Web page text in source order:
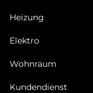
Heizung
Elektro
Wohnraum
Kundendienst